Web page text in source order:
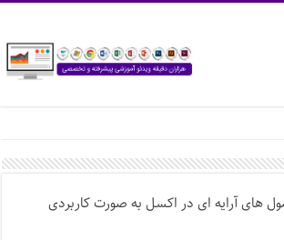
های آرایه ای در اکسل به صورت کاربردی